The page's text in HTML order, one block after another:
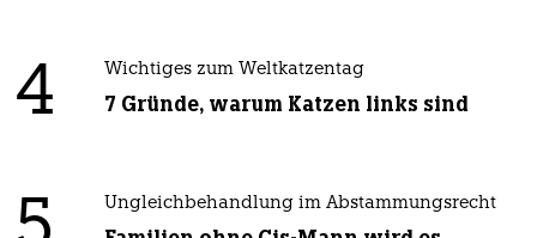
4 Wichtiges zum Weltkatzentag
7 Gründe, warum Katzen links sind
Ungleichbehandlung im Abstammungsrecht